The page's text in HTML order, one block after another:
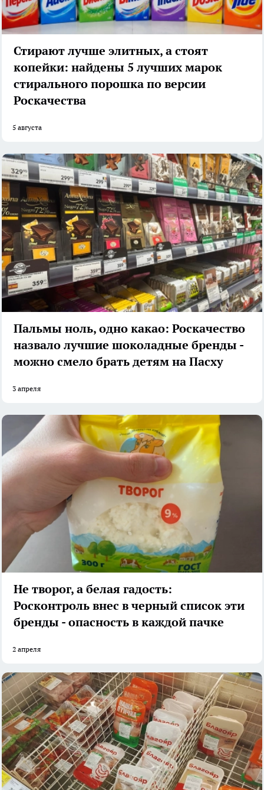
Стирают лучше элитных, а стоят
копейки: найдены 5 лучших марок
стирального порошка по версии
Роскачества
5 августа
Пальмы ноль, одно какао: Роскачество
назвало лучшие шоколадные бренды -
можно смело брать детям на Пасху
3 апреля
Не творог, а белая гадость:
Росконтроль внес в черный список эти
бренды - опасность в каждой пачке
2 апреля